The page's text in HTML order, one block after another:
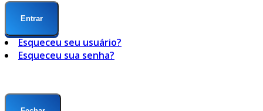
Entrar
Esqueceu seu usuário?
Esqueceu sua senha?